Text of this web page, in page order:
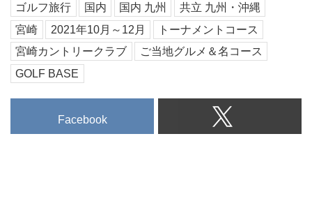
ゴルフ旅行 国内 国内 九州
共立 九州・沖縄
宮崎
2021年10月～12月
トーナメントコース
宮崎カントリークラブ
ご当地グルメ＆名コース
GOLF BASE
Facebook